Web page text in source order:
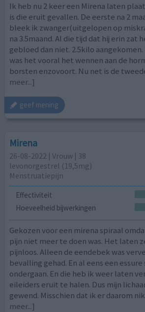
Ik heb nu 2 keer een Mirena laten
is die eruit gevallen. De eerste na 2
bleek ik zwanger(uitgelopen op
na 3.5maand. Al die tijd dat hij erin zat
gebloed dan niet. 2.5kilo
was het vooral het wennen aan de
borsten enzovoort. Nu net is de
meer...]
geef mening
Mirena
26-08-2022 | Vrouw | 38
levonorgestrel (19,5mg)
Menstruatiepijn
Effectiviteit
Hoeveelheid bijwerkingen
Gekozen voor een mirena spiraal
pijn niet meer te doen was. Het laten
pijnloos. Alleen de eendebek was
bevalling gehad. En al eens een
ondergaan. En die heb ik weer laten
eileiders eruit te halen. Dus mijn
gewend. Misschien dat ik er daarom
meer...]